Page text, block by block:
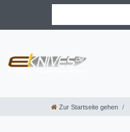
Zur Startseite gehen